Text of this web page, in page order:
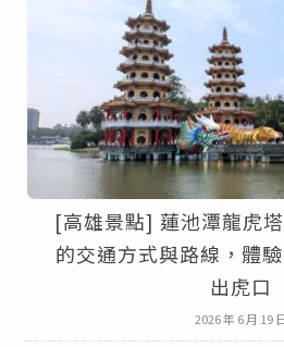
[高雄景點] 蓮池潭龍虎
的交通方式與路線，體
出虎口
2026 年 6 月 19